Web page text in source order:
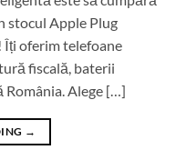
stocul Apple Plug
Îți oferim telefoane
fiscală, baterii
Alege […]
→